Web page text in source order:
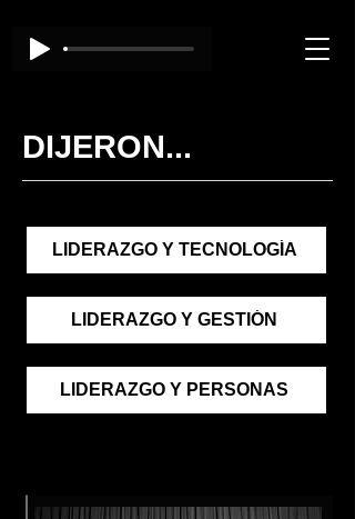
DIJERON...
LIDERAZGO Y TECNOLOGÍA
LIDERAZGO Y GESTIÓN
LIDERAZGO Y PERSONAS